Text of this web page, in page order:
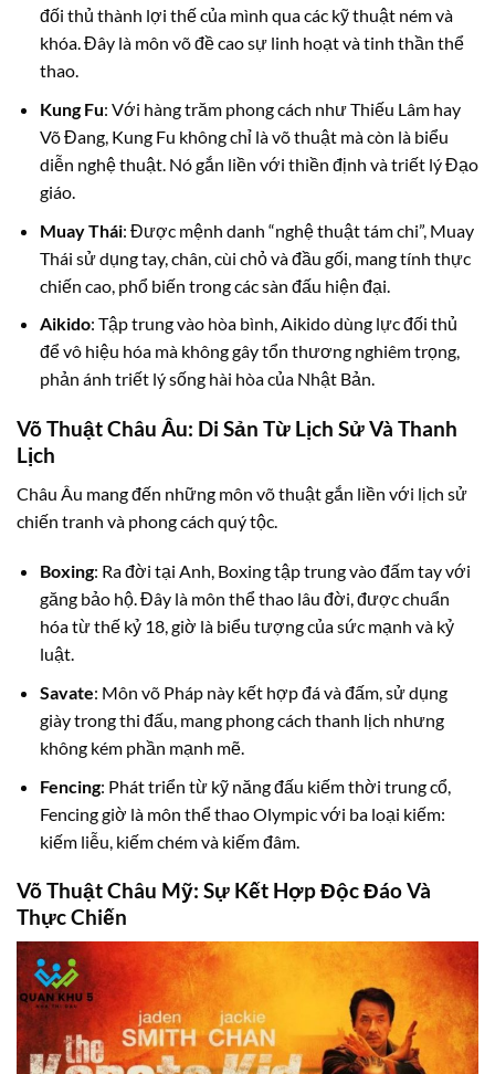
đối thủ thành lợi thế của mình qua các kỹ thuật ném và
khóa. Đây là môn võ đề cao sự linh hoạt và tinh thần thể
thao.
Kung Fu: Với hàng trăm phong cách như Thiếu Lâm hay
Võ Đang, Kung Fu không chỉ là võ thuật mà còn là biểu
diễn nghệ thuật. Nó gắn liền với thiền định và triết lý Đạo
giáo.
Muay Thái: Được mệnh danh “nghệ thuật tám chi”, Muay
Thái sử dụng tay, chân, cùi chỏ và đầu gối, mang tính thực
chiến cao, phổ biến trong các sàn đấu hiện đại.
Aikido: Tập trung vào hòa bình, Aikido dùng lực đối thủ
để vô hiệu hóa mà không gây tổn thương nghiêm trọng,
phản ánh triết lý sống hài hòa của Nhật Bản.
Võ Thuật Châu Âu: Di Sản Từ Lịch Sử Và Thanh
Lịch
Châu Âu mang đến những môn võ thuật gắn liền với lịch sử
chiến tranh và phong cách quý tộc.
Boxing: Ra đời tại Anh, Boxing tập trung vào đấm tay với
găng bảo hộ. Đây là môn thể thao lâu đời, được chuẩn
hóa từ thế kỷ 18, giờ là biểu tượng của sức mạnh và kỷ
luật.
Savate: Môn võ Pháp này kết hợp đá và đấm, sử dụng
giày trong thi đấu, mang phong cách thanh lịch nhưng
không kém phần mạnh mẽ.
Fencing: Phát triển từ kỹ năng đấu kiếm thời trung cổ,
Fencing giờ là môn thể thao Olympic với ba loại kiếm:
kiếm liễu, kiếm chém và kiếm đâm.
Võ Thuật Châu Mỹ: Sự Kết Hợp Độc Đáo Và
Thực Chiến